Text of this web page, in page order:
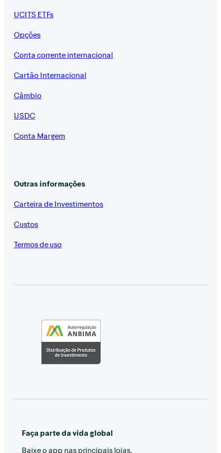
UCITS ETFs
Opções
Conta corrente internacional
Cartão Internacional
Câmbio
USDC
Conta Margem
Outras informações
Carteira de Investimentos
Custos
Termos de uso
Faça parte da vida global
Baixe o app nas principais lojas.